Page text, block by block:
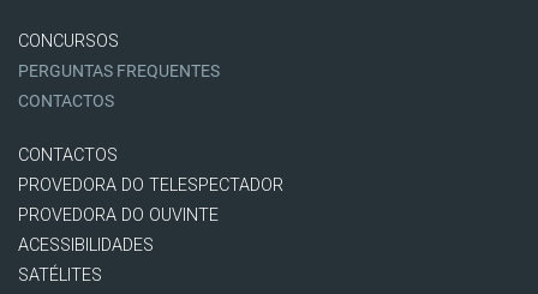
CONCURSOS
PERGUNTAS FREQUENTES
CONTACTOS
CONTACTOS
PROVEDORA DO TELESPECTADOR
PROVEDORA DO OUVINTE
ACESSIBILIDADES
SATÉLITES